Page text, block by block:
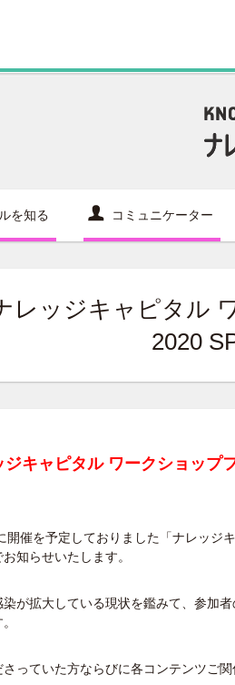
を知る コミュニケーター
レッジキャピタル
2020
ジキャピタル ワークショップ
催を予定しておりました「ナレッジ
知らせいたします。
が拡大している現状を鑑みて、参加
っていた方ならびに各コンテンツご